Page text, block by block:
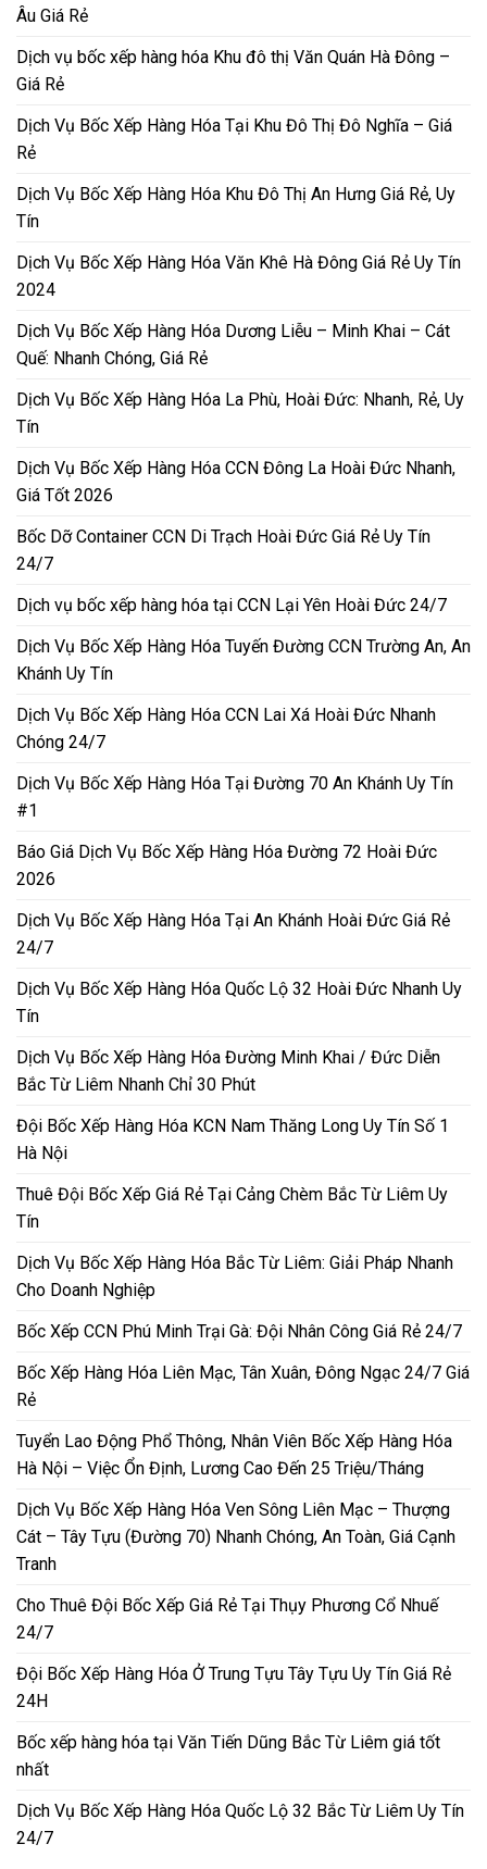
Âu Giá Rẻ
Dịch vụ bốc xếp hàng hóa Khu đô thị Văn Quán Hà Đông –
Giá Rẻ
Dịch Vụ Bốc Xếp Hàng Hóa Tại Khu Đô Thị Đô Nghĩa – Giá
Rẻ
Dịch Vụ Bốc Xếp Hàng Hóa Khu Đô Thị An Hưng Giá Rẻ, Uy
Tín
Dịch Vụ Bốc Xếp Hàng Hóa Văn Khê Hà Đông Giá Rẻ Uy Tín
2024
Dịch Vụ Bốc Xếp Hàng Hóa Dương Liễu – Minh Khai – Cát
Quế: Nhanh Chóng, Giá Rẻ
Dịch Vụ Bốc Xếp Hàng Hóa La Phù, Hoài Đức: Nhanh, Rẻ, Uy
Tín
Dịch Vụ Bốc Xếp Hàng Hóa CCN Đông La Hoài Đức Nhanh,
Giá Tốt 2026
Bốc Dỡ Container CCN Di Trạch Hoài Đức Giá Rẻ Uy Tín
24/7
Dịch vụ bốc xếp hàng hóa tại CCN Lại Yên Hoài Đức 24/7
Dịch Vụ Bốc Xếp Hàng Hóa Tuyến Đường CCN Trường An, An
Khánh Uy Tín
Dịch Vụ Bốc Xếp Hàng Hóa CCN Lai Xá Hoài Đức Nhanh
Chóng 24/7
Dịch Vụ Bốc Xếp Hàng Hóa Tại Đường 70 An Khánh Uy Tín
#1
Báo Giá Dịch Vụ Bốc Xếp Hàng Hóa Đường 72 Hoài Đức
2026
Dịch Vụ Bốc Xếp Hàng Hóa Tại An Khánh Hoài Đức Giá Rẻ
24/7
Dịch Vụ Bốc Xếp Hàng Hóa Quốc Lộ 32 Hoài Đức Nhanh Uy
Tín
Dịch Vụ Bốc Xếp Hàng Hóa Đường Minh Khai / Đức Diễn
Bắc Từ Liêm Nhanh Chỉ 30 Phút
Đội Bốc Xếp Hàng Hóa KCN Nam Thăng Long Uy Tín Số 1
Hà Nội
Thuê Đội Bốc Xếp Giá Rẻ Tại Cảng Chèm Bắc Từ Liêm Uy
Tín
Dịch Vụ Bốc Xếp Hàng Hóa Bắc Từ Liêm: Giải Pháp Nhanh
Cho Doanh Nghiệp
Bốc Xếp CCN Phú Minh Trại Gà: Đội Nhân Công Giá Rẻ 24/7
Bốc Xếp Hàng Hóa Liên Mạc, Tân Xuân, Đông Ngạc 24/7 Giá
Rẻ
Tuyển Lao Động Phổ Thông, Nhân Viên Bốc Xếp Hàng Hóa
Hà Nội – Việc Ổn Định, Lương Cao Đến 25 Triệu/Tháng
Dịch Vụ Bốc Xếp Hàng Hóa Ven Sông Liên Mạc – Thượng
Cát – Tây Tựu (Đường 70) Nhanh Chóng, An Toàn, Giá Cạnh
Tranh
Cho Thuê Đội Bốc Xếp Giá Rẻ Tại Thụy Phương Cổ Nhuế
24/7
Đội Bốc Xếp Hàng Hóa Ở Trung Tựu Tây Tựu Uy Tín Giá Rẻ
24H
Bốc xếp hàng hóa tại Văn Tiến Dũng Bắc Từ Liêm giá tốt
nhất
Dịch Vụ Bốc Xếp Hàng Hóa Quốc Lộ 32 Bắc Từ Liêm Uy Tín
24/7